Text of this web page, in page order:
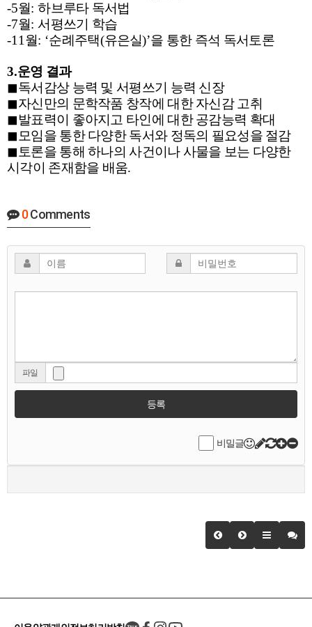
-5월:하브루타 독서법
-7월: 서평쓰기 학습
-11 월: ‘순례주택(유은실)’을 통한 즉석 독서토론
3.운영 결과
◼독서감상 능력 및 서평쓰기 능력 신장
◼자신만의 문학작품 창작에 대한 자신감 고취
◼발표력이 좋아지고 타인에 대한 공감능력 확대
◼ 모임을 통한 다양한 독서와 정독의 필요성을 절감
◼ 토론을 통해 하나의 사건이나 사물을 보는 다양한
시각이 존재함을 배움.
0Comments
파일
등록
비밀글